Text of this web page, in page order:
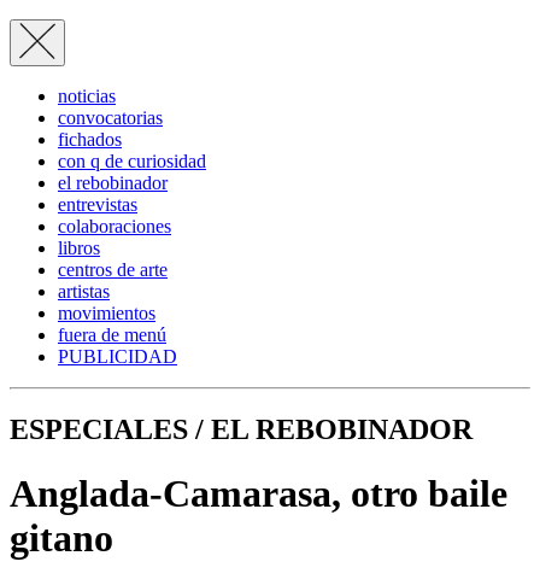
noticias
convocatorias
fichados
con q de curiosidad
el rebobinador
entrevistas
colaboraciones
libros
centros de arte
artistas
movimientos
fuera de menú
PUBLICIDAD
ESPECIALES / EL REBOBINADOR
Anglada-Camarasa, otro baile
gitano